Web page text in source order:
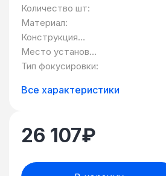
Количество шт:
Материал:
Конструкция
камеры:
Место установки
камеры:
Тип фокусировки:
Все характеристики
26 107₽